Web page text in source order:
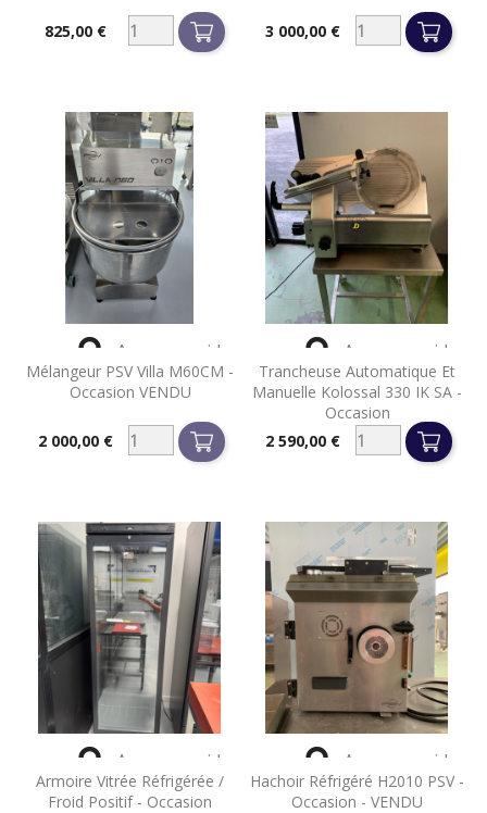
Prix825,00 € Prix3 000,00 €
Mélangeur PSV Villa M60CM -
Occasion VENDU
Prix2 000,00 €
 Aperçu rapide
Trancheuse Automatique Et
Manuelle Kolossal 330 IK SA -
Occasion
Prix2 590,00 €
 Aperçu rapide
Armoire Vitrée Réfrigérée /
Froid Positif - Occasion
 Aperçu rapide
Hachoir Réfrigéré H2010 PSV -
Occasion - VENDU
 Aperçu rapide